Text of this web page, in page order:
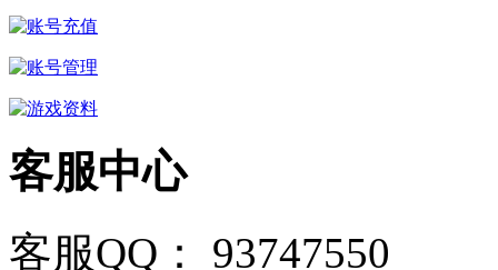
客服中心
客服QQ： 93747550